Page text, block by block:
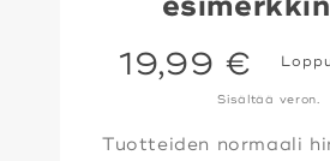
19,99 €
Sisältää veron.
Tuotteiden normaali